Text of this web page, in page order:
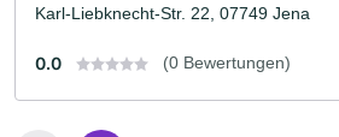
Karl-Liebknecht-Str. 22, 07749 Jena
0.0 (0 Bewertungen)